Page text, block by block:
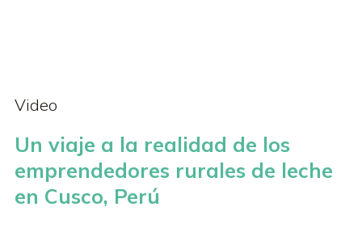
Video
Un viaje a la realidad de los
emprendedores rurales de leche
en Cusco, Perú